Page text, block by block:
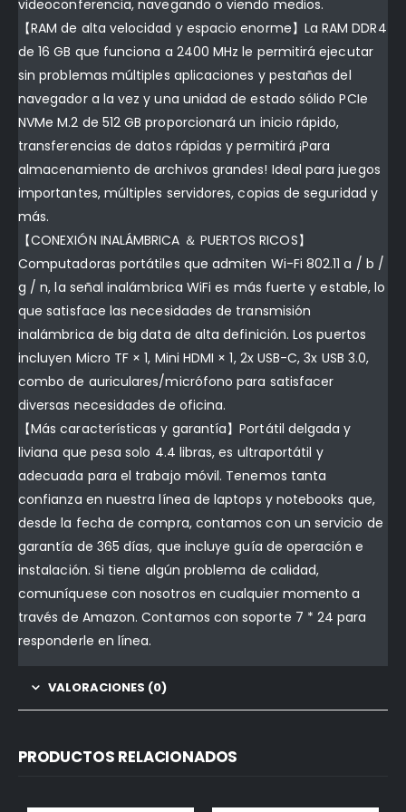
videoconferencia, navegando o viendo medios.
【RAM de alta velocidad y espacio enorme】La RAM DDR4
de 16 GB que funciona a 2400 MHz le permitirá ejecutar
sin problemas múltiples aplicaciones y pestañas del
navegador a la vez y una unidad de estado sólido PCIe
NVMe M.2 de 512 GB proporcionará un inicio rápido,
transferencias de datos rápidas y permitirá ¡Para
almacenamiento de archivos grandes! Ideal para juegos
importantes, múltiples servidores, copias de seguridad y
más.
【CONEXIÓN INALÁMBRICA ＆ PUERTOS RICOS】
Computadoras portátiles que admiten Wi-Fi 802.11 a / b /
g / n, la señal inalámbrica WiFi es más fuerte y estable, lo
que satisface las necesidades de transmisión
inalámbrica de big data de alta definición. Los puertos
incluyen Micro TF × 1, Mini HDMI × 1, 2x USB-C, 3x USB 3.0,
combo de auriculares/micrófono para satisfacer
diversas necesidades de oficina.
【Más características y garantía】Portátil delgada y
liviana que pesa solo 4.4 libras, es ultraportátil y
adecuada para el trabajo móvil. Tenemos tanta
confianza en nuestra línea de laptops y notebooks que,
desde la fecha de compra, contamos con un servicio de
garantía de 365 días, que incluye guía de operación e
instalación. Si tiene algún problema de calidad,
comuníquese con nosotros en cualquier momento a
través de Amazon. Contamos con soporte 7 * 24 para
responderle en línea.
VALORACIONES (0)
PRODUCTOS RELACIONADOS